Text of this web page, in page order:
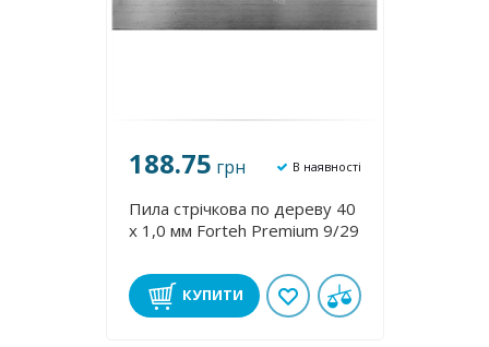
188.75 грн В наявності
Пила стрічкова по дереву 40
х 1,0 мм Forteh Premium 9/29
КУПИТИ